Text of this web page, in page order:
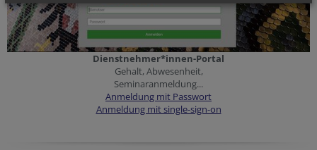
Dienstnehmer*innen-Portal
Gehalt, Abwesenheit,
Seminaranmeldung...
Anmeldung mit Passwort
Anmeldung mit single-sign-on